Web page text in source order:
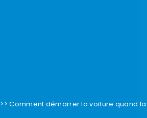
>>Comment démarrer la voiture quand